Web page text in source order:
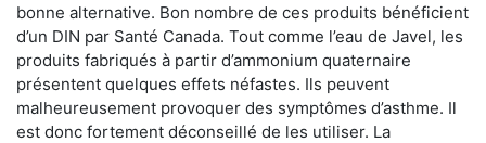
bonne alternative. Bon nombre de ces produits bénéficient
d’un DIN par Santé Canada. Tout comme l’eau de Javel, les
produits fabriqués à partir d’ammonium quaternaire
présentent quelques effets néfastes. Ils peuvent
malheureusement provoquer des symptômes d’asthme. Il
est donc fortement déconseillé de les utiliser. La